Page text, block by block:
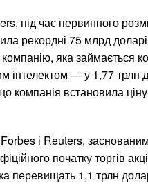
під час первинного
рекордні 75 млрд
компанію, яка займається
інтелектом — у 1,77 трлн
компанія встановила
і Reuters,
початку торгів
перевищать 1,1 трлн